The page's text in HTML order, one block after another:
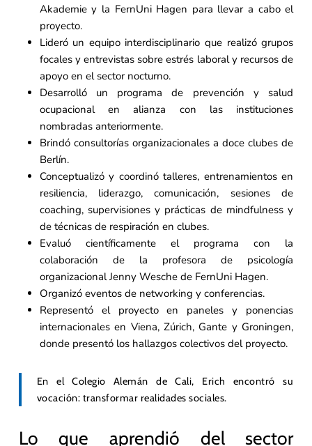
Akademie y la FernUni Hagen para llevar a cabo el
proyecto.
Lideró un equipo interdisciplinario que realizó grupos
focales y entrevistas sobre estrés laboral y recursos de
apoyo en el sector nocturno.
Desarrolló un programa de prevención y salud
ocupacional en alianza con las instituciones
nombradas anteriormente.
Brindó consultorías organizacionales a doce clubes de
Berlín.
Conceptualizó y coordinó talleres, entrenamientos en
resiliencia, liderazgo, comunicación, sesiones de
coaching, supervisiones y prácticas de mindfulness y
de técnicas de respiración en clubes.
Evaluó científicamente el programa con la
colaboración de la profesora de psicología
organizacional Jenny Wesche de FernUni Hagen.
Organizó eventos de networking y conferencias.
Representó el proyecto en paneles y ponencias
internacionales en Viena, Zúrich, Gante y Groningen,
donde presentó los hallazgos colectivos del proyecto.
En el Colegio Alemán de Cali, Erich encontró su
vocación: transformar realidades sociales.
Lo que aprendió del sector